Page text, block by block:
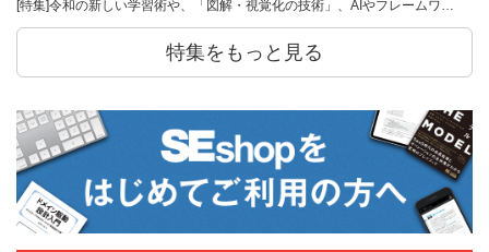
[特集]令和の新しい学習術や、「図解・視覚化の技術」、AIやフレームワ…
特集をもっと見る